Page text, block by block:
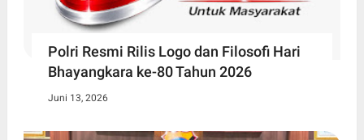
Polri Resmi Rilis Logo dan Filosofi Hari
Bhayangkara ke-80 Tahun 2026
Juni 13, 2026